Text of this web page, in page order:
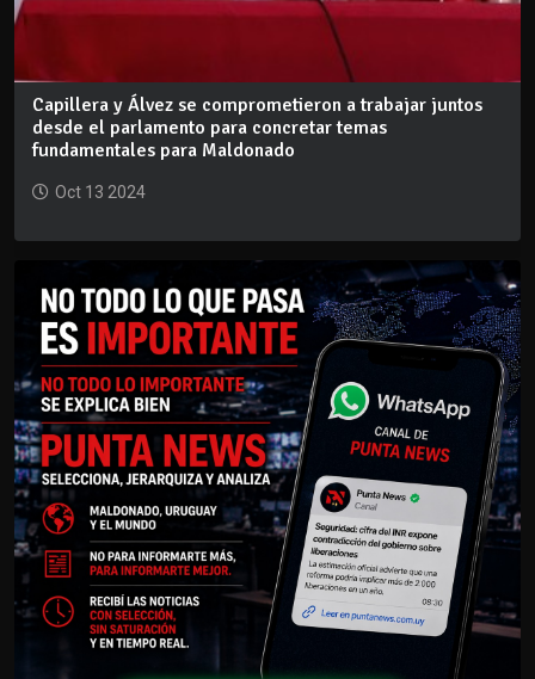
Capillera y Álvez se comprometieron a trabajar juntos
desde el parlamento para concretar temas
fundamentales para Maldonado
Oct 13 2024